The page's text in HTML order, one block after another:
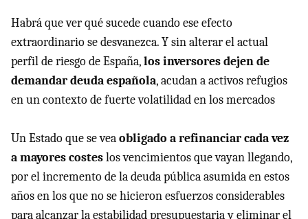
Habrá que ver qué sucede cuando ese efecto
extraordinario se desvanezca. Y sin alterar el actual
perfil de riesgo de España,los inversores dejen de
demandar deuda española, acudan a activos refugios
en un contexto de fuerte volatilidad en los mercados
Un Estado que se veaobligado a refinanciar cada vez
a mayores costeslos vencimientos que vayan llegando,
por el incremento de la deuda pública asumida en estos
años en los que no se hicieron esfuerzos considerables
para alcanzar la estabilidad presupuestaria y eliminar el